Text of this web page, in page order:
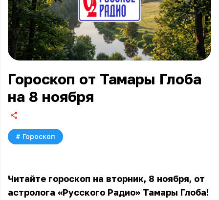
Гороскоп от Тамары Глоба
на 8 ноября
# Гороскоп
Читайте гороскоп на вторник, 8 ноября, от
астролога «Русского Радио» Тамары Глоба!